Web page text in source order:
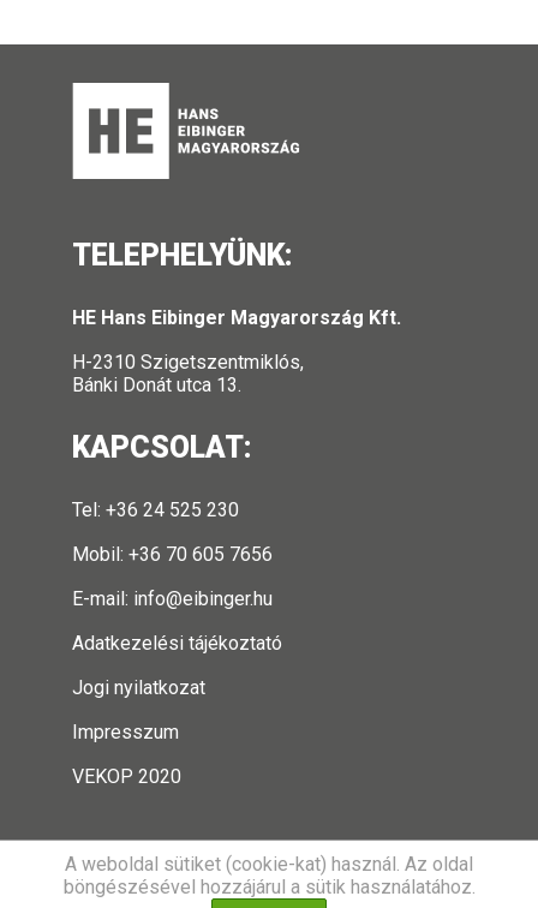
TELEPHELYÜNK:
HE Hans Eibinger Magyarország Kft.
H-2310 Szigetszentmiklós,
Bánki Donát utca 13.
KAPCSOLAT:
Tel: +36 24 525 230
Mobil: +36 70 605 7656
E-mail: info@eibinger.hu
Adatkezelési tájékoztató
Jogi nyilatkozat
Impresszum
VEKOP 2020
A weboldal sütiket (cookie-kat) használ. Az oldal
böngészésével hozzájárul a sütik használatához.